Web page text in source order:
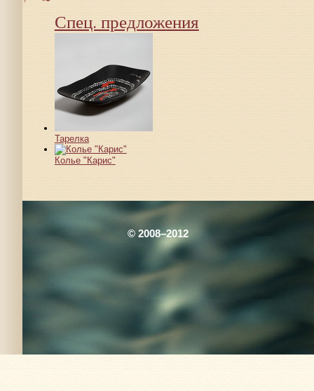
Спец. предложения
Тарелка
Колье "Карис"
© 2008–2012